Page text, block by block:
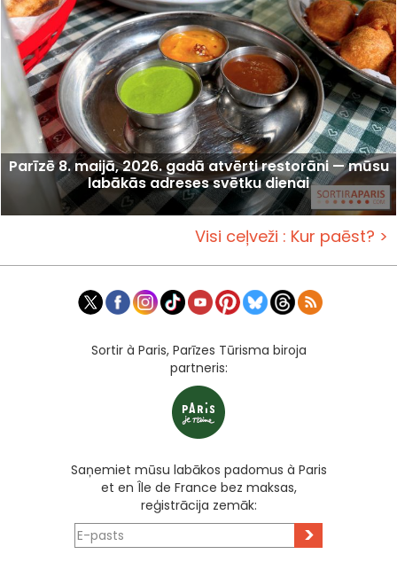
Parīzē 8. maijā, 2026. gadā atvērti restorāni — mūsu
labākās adreses svētku dienai
Visi ceļveži : Kur paēst? >
Sortir à Paris, Parīzes Tūrisma biroja
partneris:
Saņemiet mūsu labākos padomus à Paris
et en Île de France bez maksas,
reģistrācija zemāk:
>